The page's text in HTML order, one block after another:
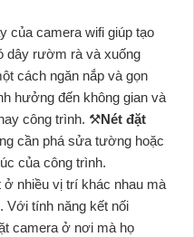
của camera wifi giúp tạo
dây rườm rà và xuống
cách ngăn nắp và gọn
hưởng đến không gian và
công trình. ⚒Nét đặt
cần phá sửa tường hoặc
của công trình.
nhiều vị trí khác nhau mà
Với tính năng kết nối
camera ở nơi mà họ